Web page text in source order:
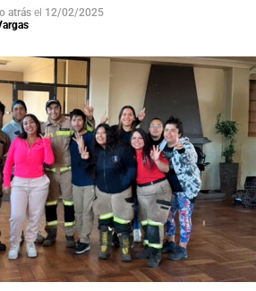
atrás el 12/02/2025